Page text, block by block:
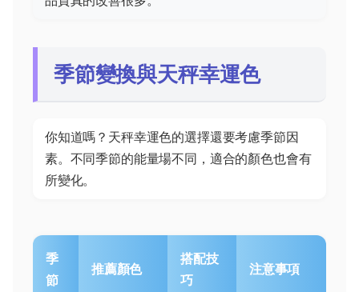
季節變換與天秤幸運色
你知道嗎？天秤幸運色的選擇還要考慮季節因
素。不同季節的能量場不同，適合的顏色也會有
所變化。
季
節
推薦顏色
搭配技
巧
注意事項